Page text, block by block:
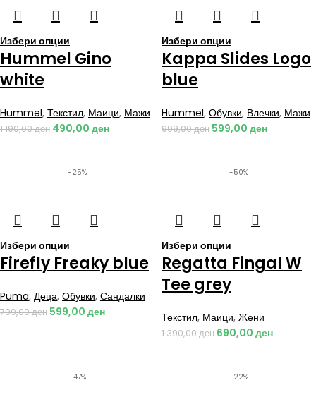
Избери опции
Hummel Gino
white
Hummel, Текстил, Маици, Мажи
1.190,00ден 490,00 ден
Избери опции
Kappa Slides Logo
blue
Hummel, Обувки, Влечки, Мажи
999,00ден 599,00 ден
-25%
Избери опции
Firefly Freaky blue
Puma, Деца, Обувки, Сандалки
799,00ден 599,00 ден
-50%
Избери опции
Regatta Fingal W
Tee grey
Текстил, Маици, Жени
1.390,00ден 690,00 ден
-47% -22%